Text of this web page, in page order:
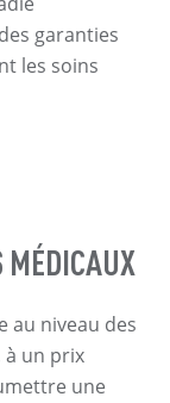
garanties
les soins
MÉDICAUX
au niveau des
à un prix
une